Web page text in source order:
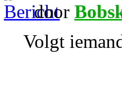
door
Volgt